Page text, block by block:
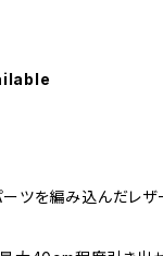
ツを編み込んだレザ